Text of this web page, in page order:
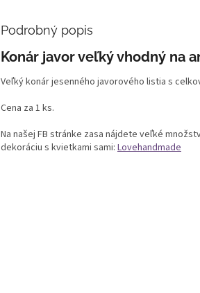
Podrobný popis
Konár javor veľký vhodný na
Veľký konár jesenného javorového listia s
Cena za 1 ks.
Na našej FB stránke zasa nájdete veľké
dekoráciu s kvietkami sami: Lovehandmade